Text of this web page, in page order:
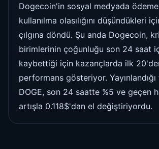
Dogecoin'in sosyal medyada
kullanılma olasılığını düşündükleri
çılgına döndü. Şu anda Dogecoin,
birimlerinin çoğunluğu son 24 saat
kaybettiği için kazançlarda ilk
performans gösteriyor.
DOGE, son 24 saatte %5 ve geçen
artışla 0.118$'dan el değiştiriyordu.